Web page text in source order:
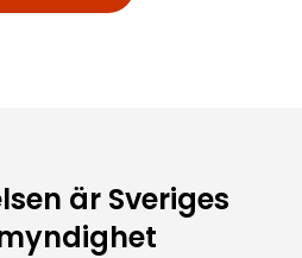
är Sveriges